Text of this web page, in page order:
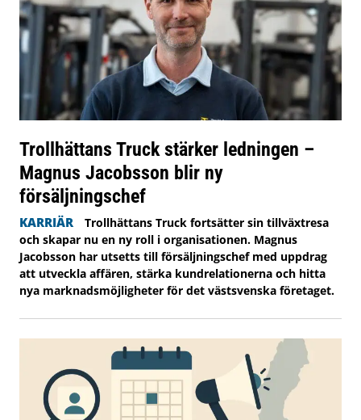
Trollhättans Truck stärker ledningen –
Magnus Jacobsson blir ny
försäljningschef
KARRIÄR
Trollhättans Truck fortsätter sin tillväxtresa
och skapar nu en ny roll i organisationen. Magnus
Jacobsson har utsetts till försäljningschef med uppdrag
att utveckla affären, stärka kundrelationerna och hitta
nya marknadsmöjligheter för det västsvenska företaget.